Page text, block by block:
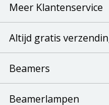
Meer Klantenservice
Altijd gratis
Beamers
Beamerlampen